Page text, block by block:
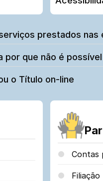
prestados nas
por que não é
o Título on-line
Contas